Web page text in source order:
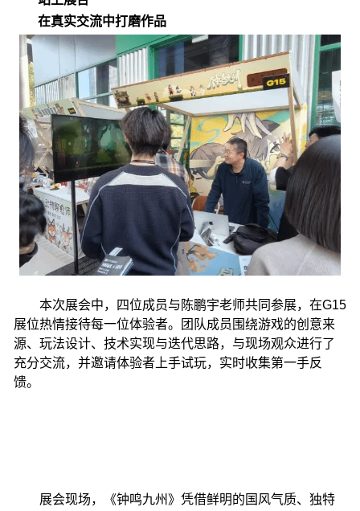
在真实交流中打磨作品
本次展会中，四位成员与陈鹏宇老师共同参展，在G15
展位热情接待每一位体验者。团队成员围绕游戏的创意来
源、玩法设计、技术实现与迭代思路，与现场观众进行了
充分交流，并邀请体验者上手试玩，实时收集第一手反
馈。
展会现场，《钟鸣九州》凭借鲜明的国风气质、独特